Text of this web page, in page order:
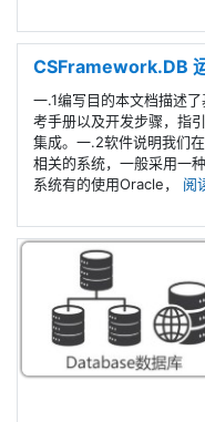
CSFramework.DB
一.1编写目的本文档描述
考手册以及开发步骤，指
集成。一.2软件说明我们
相关的系统，一般采用一
系统有的使用Oracle， 阅